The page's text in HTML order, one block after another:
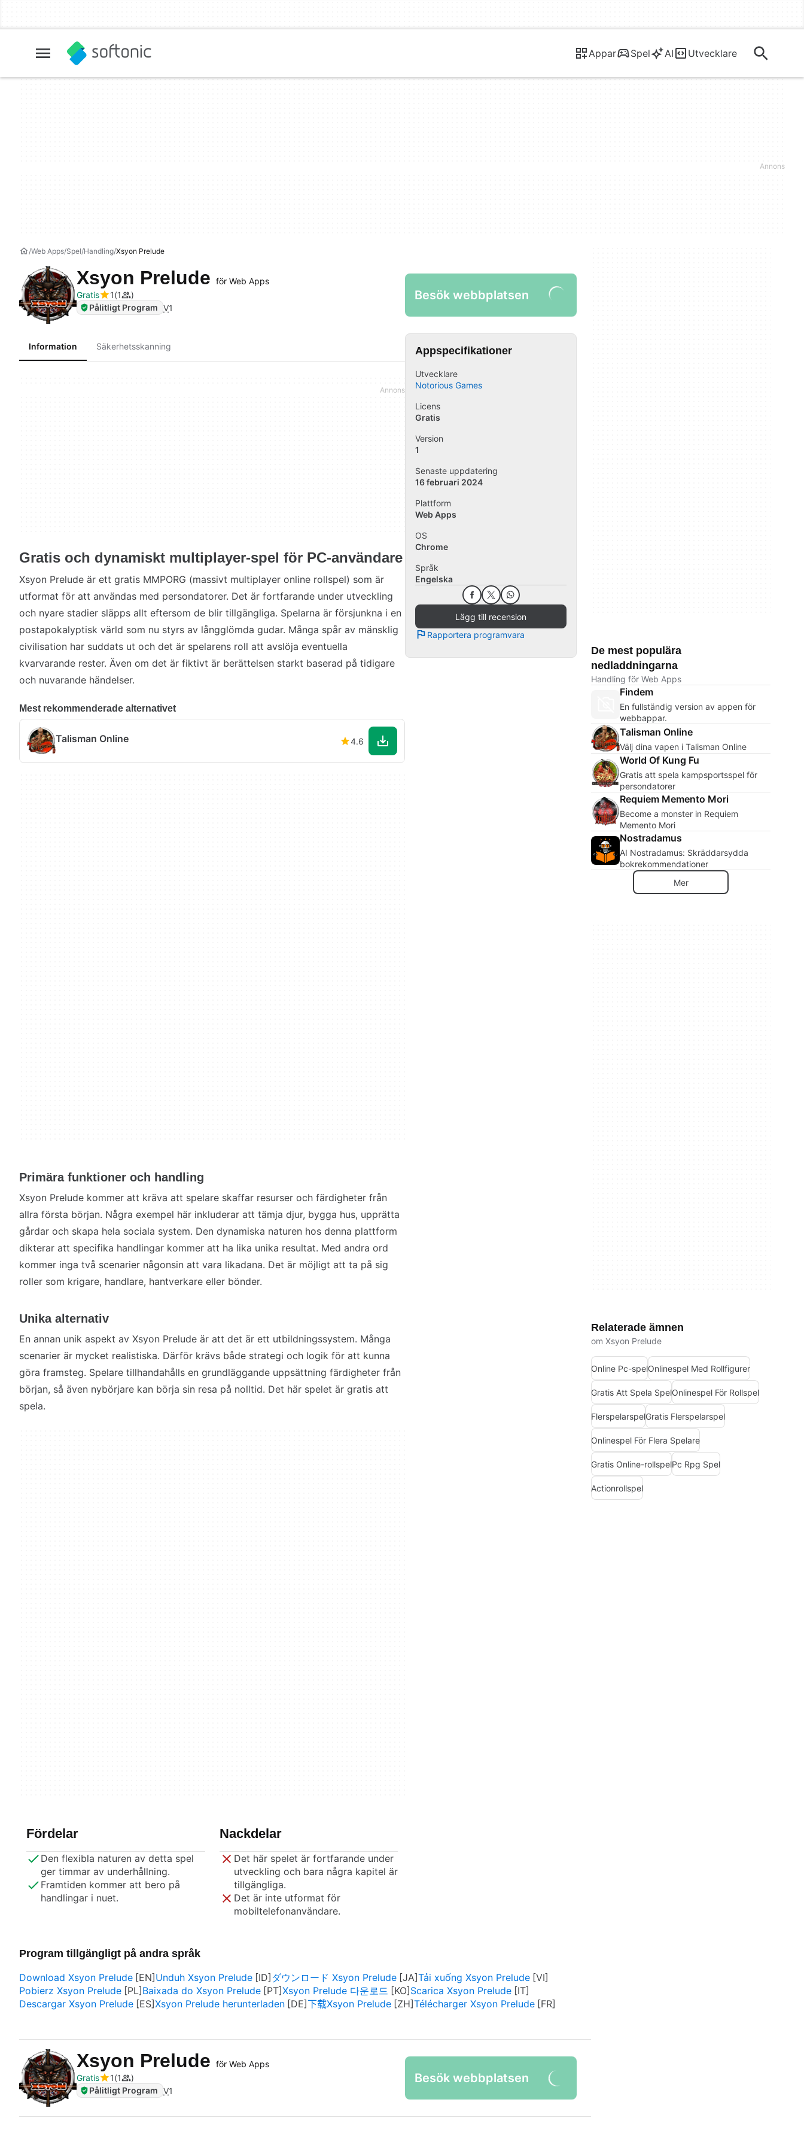
Appar Spel AI Utvecklare
Web Apps Spel Handling Xsyon Prelude
Xsyon Prelude för Web Apps
Gratis
1 1
Pålitligt Program V1
Besök webbplatsen
Information Säkerhetsskanning
Gratis och dynamiskt multiplayer-spel för PC-användare
Xsyon Prelude är ett gratis MMPORG (massivt multiplayer online rollspel) som är
utformat för att användas med persondatorer. Det är fortfarande under utveckling
och nyare stadier släpps allt eftersom de blir tillgängliga. Spelarna är försjunkna i en
postapokalyptisk värld som nu styrs av långglömda gudar. Många spår av mänsklig
civilisation har suddats ut och det är spelarens roll att avslöja eventuella
kvarvarande rester. Även om det är fiktivt är berättelsen starkt baserad på tidigare
och nuvarande händelser.
Mest rekommenderade alternativet
Talisman Online 4.6
Primära funktioner och handling
Xsyon Prelude kommer att kräva att spelare skaffar resurser och färdigheter från
allra första början. Några exempel här inkluderar att tämja djur, bygga hus, upprätta
gårdar och skapa hela sociala system. Den dynamiska naturen hos denna plattform
dikterar att specifika handlingar kommer att ha lika unika resultat. Med andra ord
kommer inga två scenarier någonsin att vara likadana. Det är möjligt att ta på sig
roller som krigare, handlare, hantverkare eller bönder.
Unika alternativ
En annan unik aspekt av Xsyon Prelude är att det är ett utbildningssystem. Många
scenarier är mycket realistiska. Därför krävs både strategi och logik för att kunna
göra framsteg. Spelare tillhandahålls en grundläggande uppsättning färdigheter från
början, så även nybörjare kan börja sin resa på nolltid. Det här spelet är gratis att
spela.
Fördelar
Den flexibla naturen av detta spel
ger timmar av underhållning.
Framtiden kommer att bero på
handlingar i nuet.
Nackdelar
Det här spelet är fortfarande under
utveckling och bara några kapitel är
tillgängliga.
Det är inte utformat för
mobiltelefonanvändare.
Appspecifikationer
Utvecklare
Notorious Games
Licens
Gratis
Version
1
Senaste uppdatering
16 februari 2024
Plattform
Web Apps
OS
Chrome
Språk
Engelska
Lägg till recension
Rapportera programvara
Program tillgängligt på andra språk
Download Xsyon Prelude
Unduh Xsyon Prelude ダウンロード Xsyon Prelude
Tải xuống Xsyon Prelude
Pobierz Xsyon Prelude
Baixada do Xsyon Prelude Xsyon Prelude 다운로드
Scarica Xsyon Prelude
Descargar Xsyon Prelude
Xsyon Prelude herunterladen 下载Xsyon Prelude Télécharger Xsyon Prelude
Xsyon Prelude för Web Apps
Gratis
1 1
Pålitligt Program V1
Besök webbplatsen
De mest populära
nedladdningarna
Handling för Web Apps
Findem
En fullständig version av appen för
webbappar.
Talisman Online
Välj dina vapen i Talisman Online
World Of Kung Fu
Gratis att spela kampsportsspel för
persondatorer
Requiem Memento Mori
Become a monster in Requiem
Memento Mori
Nostradamus
AI Nostradamus: Skräddarsydda
bokrekommendationer
Mer
Relaterade ämnen
om Xsyon Prelude
Online Pc-spelOnlinespel Med Rollfigurer
Gratis Att Spela SpelOnlinespel För Rollspel
FlerspelarspelGratis Flerspelarspel
Onlinespel För Flera Spelare
Gratis Online-rollspelPc Rpg Spel
Actionrollspel